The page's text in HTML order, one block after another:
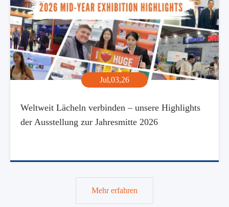
Jul,03,26
Weltweit Lächeln verbinden – unsere Highlights
der Ausstellung zur Jahresmitte 2026
Mehr erfahren